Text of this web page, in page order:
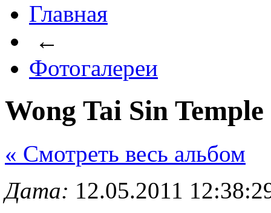
Главная
←
Фотогалереи
Wong Tai Sin Temple
« Cмотреть весь альбом
Дата: 12.05.2011